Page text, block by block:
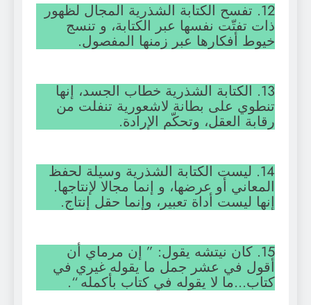
12. تفسح الكتابة الشذرية المجال لظهور
ذات تفتّت نفسها عبر الكتابة، و تنسج
خيوط أفكارها عبر زمنها المفصول.
13. الكتابة الشذرية خطاب الجسد، إنها
تنطوي على بطانة لاشعورية تنفلت من
رقابة العقل، وتحكّم الإرادة.
14. ليست الكتابة الشذرية وسيلة لحفظ
المعاني أو عرضها، و إنما مجالا لإنتاجها.
إنها ليست أداة تعبير، وإنما حقل إنتاج.
15. كان نيتشه يقول: ” إن مرماي أن
أقول في عشر جمل ما يقوله غيري في
كتاب…ما لا يقوله في كتاب بأكمله “.